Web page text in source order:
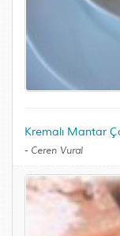
Kremalı Mantar
- Ceren Vural